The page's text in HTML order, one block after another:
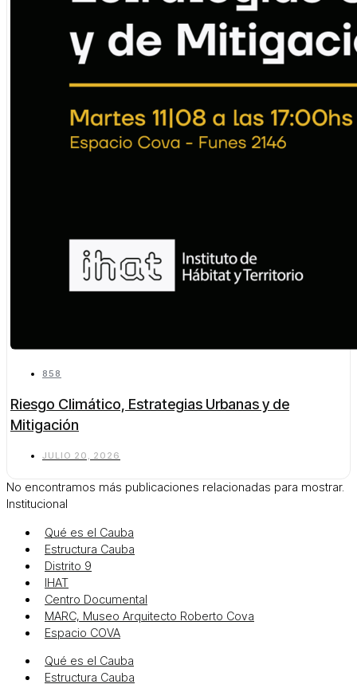
858
Riesgo Climático, Estrategias Urbanas y de
Mitigación
JULIO 20, 2026
No encontramos más publicaciones relacionadas para mostrar.
Institucional
Qué es el Cauba
Estructura Cauba
Distrito 9
IHAT
Centro Documental
MARC, Museo Arquitecto Roberto Cova
Espacio COVA
Qué es el Cauba
Estructura Cauba